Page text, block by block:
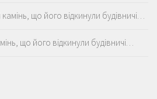
що його відкинули будівничі…
що його відкинули будівничі…